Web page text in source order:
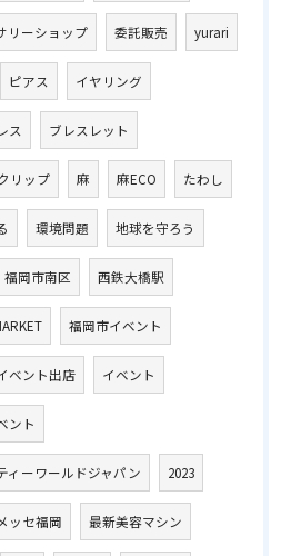
リーショップ 委託販売 yurari
ピアス イヤリング
ス ブレスレット
リップ 麻 麻ECO たわし
環境問題 地球を守ろう
福岡市南区 西鉄大橋駅
福岡市イベント
ベント出店 イベント
ント
ィーワールドジャパン 2023
ッセ福岡 最新美容マシン